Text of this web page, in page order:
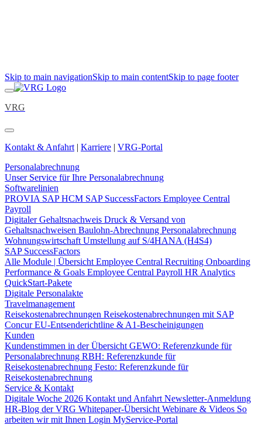
Skip to main navigationSkip to main contentSkip to page footer
VRG
Kontakt & Anfahrt | Karriere | VRG-Portal
Personalabrechnung
Unser Service für Ihre Personalabrechnung
Softwarelinien
PROVIA SAP HCM SAP SuccessFactors Employee Central
Payroll
Digitaler Gehaltsnachweis Druck & Versand von
Gehaltsnachweisen Baulohn-Abrechnung Personalabrechnung
Wohnungswirtschaft Umstellung auf S/4HANA (H4S4)
SAP SuccessFactors
Alle Module | Übersicht Employee Central Recruiting Onboarding
Performance & Goals Employee Central Payroll HR Analytics
QuickStart-Pakete
Digitale Personalakte
Travelmanagement
Reisekostenabrechnungen Reisekostenabrechnungen mit SAP
ConcurEU-Entsenderichtline & A1-Bescheinigungen
Kunden
Kundenstimmen in der Übersicht GEWO: Referenzkunde für
Personalabrechnung RBH: Referenzkunde für
Reisekostenabrechnung Festo: Referenzkunde für
Reisekostenabrechnung
Service & Kontakt
Digitale Woche 2026 Kontakt und Anfahrt Newsletter-Anmeldung
HR-Blog der VRG Whitepaper-Übersicht Webinare & Videos So
arbeiten wir mit Ihnen Login MyService-Portal